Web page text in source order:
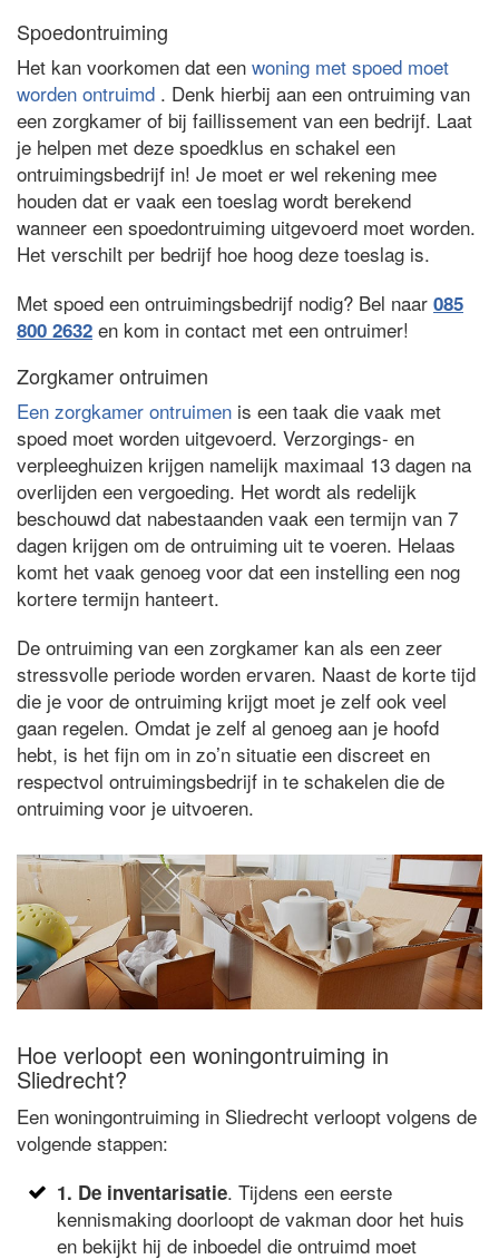
Spoedontruiming
Het kan voorkomen dat een woning met spoed moet
worden ontruimd . Denk hierbij aan een ontruiming van
een zorgkamer of bij faillissement van een bedrijf. Laat
je helpen met deze spoedklus en schakel een
ontruimingsbedrijf in! Je moet er wel rekening mee
houden dat er vaak een toeslag wordt berekend
wanneer een spoedontruiming uitgevoerd moet worden.
Het verschilt per bedrijf hoe hoog deze toeslag is.
Met spoed een ontruimingsbedrijf nodig? Bel naar 085
800 2632 en kom in contact met een ontruimer!
Zorgkamer ontruimen
Een zorgkamer ontruimen is een taak die vaak met
spoed moet worden uitgevoerd. Verzorgings- en
verpleeghuizen krijgen namelijk maximaal 13 dagen na
overlijden een vergoeding. Het wordt als redelijk
beschouwd dat nabestaanden vaak een termijn van 7
dagen krijgen om de ontruiming uit te voeren. Helaas
komt het vaak genoeg voor dat een instelling een nog
kortere termijn hanteert.
De ontruiming van een zorgkamer kan als een zeer
stressvolle periode worden ervaren. Naast de korte tijd
die je voor de ontruiming krijgt moet je zelf ook veel
gaan regelen. Omdat je zelf al genoeg aan je hoofd
hebt, is het fijn om in zo’n situatie een discreet en
respectvol ontruimingsbedrijf in te schakelen die de
ontruiming voor je uitvoeren.
Hoe verloopt een woningontruiming in
Sliedrecht?
Een woningontruiming in Sliedrecht verloopt volgens de
volgende stappen:
1. De inventarisatie. Tijdens een eerste
kennismaking doorloopt de vakman door het huis
en bekijkt hij de inboedel die ontruimd moet